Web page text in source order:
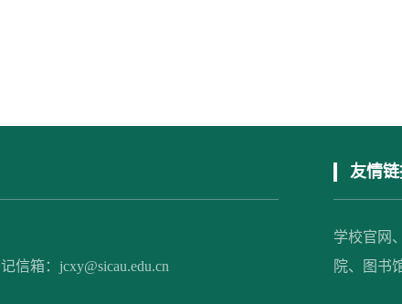
箱：jcxy@sicau.edu.cn
友情
学校官网、
院、
图书